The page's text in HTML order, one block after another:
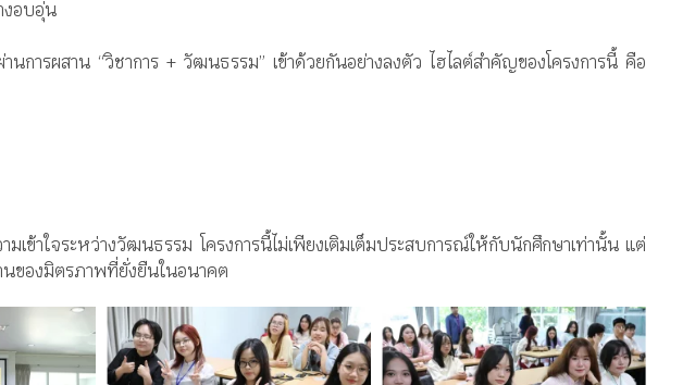
งอบอุ่น
การผสาน “วิชาการ + วัฒนธรรม” เข้าด้วยกันอย่างลงตัว ไฮไลต์สำคัญของโครงการนี้ คือ
าใจระหว่างวัฒนธรรม โครงการนี้ไม่เพียงเติมเต็มประสบการณ์ให้กับนักศึกษาเท่านั้น แต่
านของมิตรภาพที่ยั่งยืนในอนาคต